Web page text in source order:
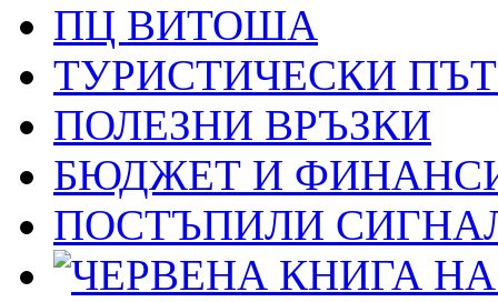
ПЦ ВИТОША
ТУРИСТИЧЕСКИ
ПОЛЕЗНИ ВРЪЗКИ
БЮДЖЕТ И
ПОСТЪПИЛИ